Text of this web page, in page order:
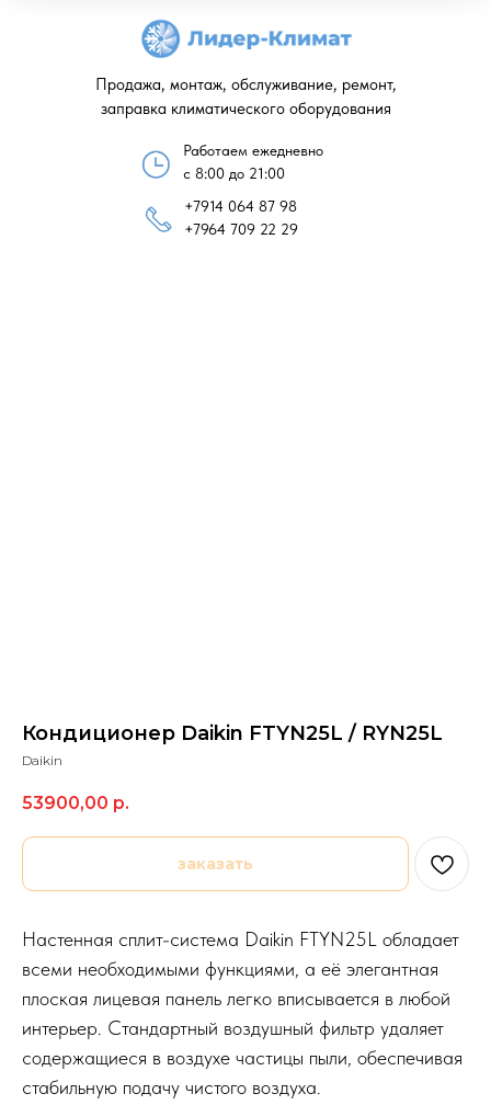
Работаем ежедневно
с 8:00 до 21:00
+7914 064 87 98
+7964 709 22 29
Продажа, монтаж, обслуживание, ремонт,
заправка климатического оборудования
Кондиционер Daikin FTYN25L / RYN25L
Daikin
53900,00 р.
заказать
Настенная сплит-система Daikin FTYN25L обладает
всеми необходимыми функциями, а её элегантная
плоская лицевая панель легко вписывается в любой
интерьер. Стандартный воздушный фильтр удаляет
содержащиеся в воздухе частицы пыли, обеспечивая
стабильную подачу чистого воздуха.